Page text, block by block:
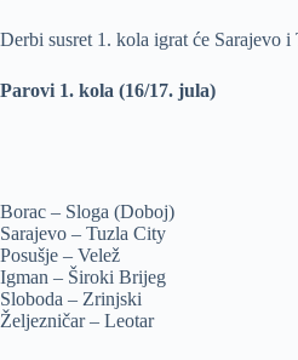
Derbi susret 1. kola igrat će Sarajevo i
Parovi 1. kola (16/17. jula)
Borac – Sloga (Doboj)
Sarajevo – Tuzla City
Posušje – Velež
Igman – Široki Brijeg
Sloboda – Zrinjski
Željezničar – Leotar